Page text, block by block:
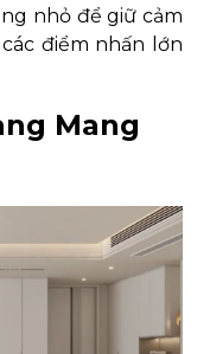
nhỏ để giữ cảm
điểm nhấn lớn
Mang